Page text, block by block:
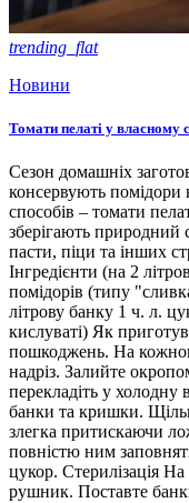
trending_flat
Новини
Томати пелаті у власному
Сезон домашніх
консервують
способів – томати
зберігають природний
пасти, піци та інших
Інгредієнти (на 2
помідорів (типу
літрову банку 1 ч. л.
кислуваті) Як
пошкоджень. На
надріз. Залийте
перекладіть у холодну
банки та кришки.
злегка притискаючи
повністю ним
цукор. Стерилізація На
рушник. Поставте